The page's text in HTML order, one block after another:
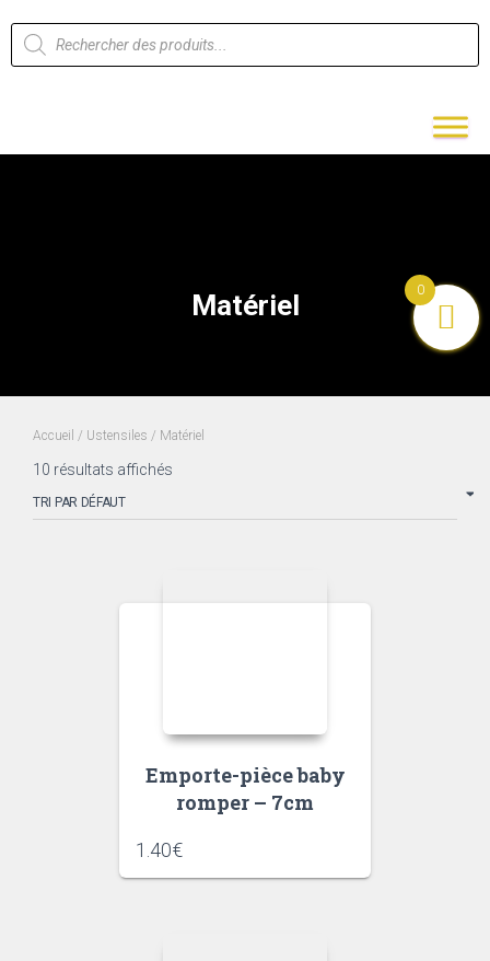
Matériel
Accueil / Ustensiles / Matériel
10 résultats affichés
Emporte-pièce baby
romper – 7cm
1.40€
0